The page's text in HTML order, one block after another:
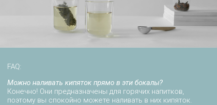
FAQ:
Можно наливать кипяток прямо в эти бокалы?
Конечно! Они предназначены для горячих напитков,
поэтому вы спокойно можете наливать в них кипяток.